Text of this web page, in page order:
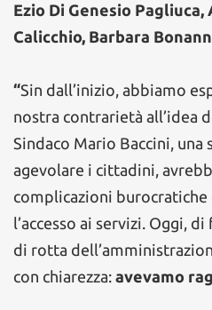
Ezio Di Genesio
Calicchio, Barbara
“Sin dall’inizio, abbiamo
nostra contrarietà all’idea
Sindaco Mario Baccini, una
agevolare i cittadini,
complicazioni
l’accesso ai servizi. Oggi,
di rotta
con chiarezza: avevamo